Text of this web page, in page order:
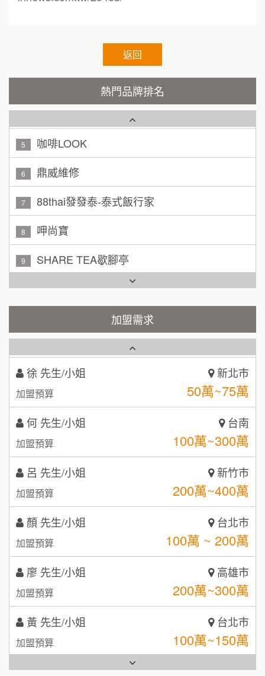
返回
熱門品牌排名
秉宏小米甜甜圈
4 潮鍋癮
5 咖啡LOOK
6 鼎威維修
7 88thai發發泰-泰式飯行家
8 呷尚寶
9 SHARE TEA歇腳亭
10 TEA TOP台灣第一味
Cozy coffee可集咖啡
3 秉宏小米甜甜圈
潮鍋癮
咖啡LOOK
鼎威維修
7 88thai發發泰-泰式飯行家
8 呷尚寶
9 SHARE TEA歇腳亭
10 TEA TOP台灣第一味
加盟需求
加盟預算
黃 先生/小姐
加盟預算 100萬~150萬
林 先生/小姐 屏東縣
加盟預算
吳 先生/小姐 屏東縣
加盟預算 100萬~200萬
加盟預算 100萬 ~150萬
徐 先生/小姐 新北市
加盟預算 50萬~75萬
何 先生/小姐 台南
加盟預算 100萬~300萬
呂 先生/小姐 新竹市
加盟預算 200萬~400萬
顏 先生/小姐 台北市
加盟預算 100萬 ~ 200萬
廖 先生/小姐 高雄市
加盟預算 200萬~300萬
黃 先生/小姐 台北市
加盟預算 100萬~150萬
林 先生/小姐 屏東縣
【曉妍美妝】誠徵行政櫃檯
自助洗衣店誠徵代洗收送人員(台中市)
MUSHEN徵SPA美容芳療師
日十。早午食加盟說明會
拾鑶火鍋加盟說明會